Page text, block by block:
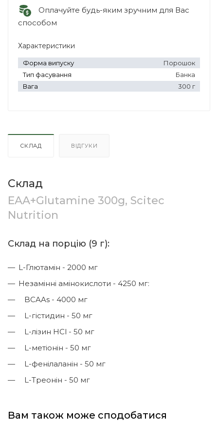
Оплачуйте будь-яким зручним для Вас
способом
Характеристики
Форма випуску
Порошок
Тип фасування
Банка
Вага
300 г
СКЛАД ВІДГУКИ
Склад
EAA+Glutamine 300g, Scitec
Nutrition
Склад на порцію (9 г):
L-Глютамін - 2000 мг
Незамінні амінокислоти - 4250 мг:
BCAAs - 4000 мг
L-гістидин - 50 мг
L-лізин HCl - 50 мг
L-метіонін - 50 мг
L-фенілаланін - 50 мг
L-Треонін - 50 мг
Вам також може сподобатися